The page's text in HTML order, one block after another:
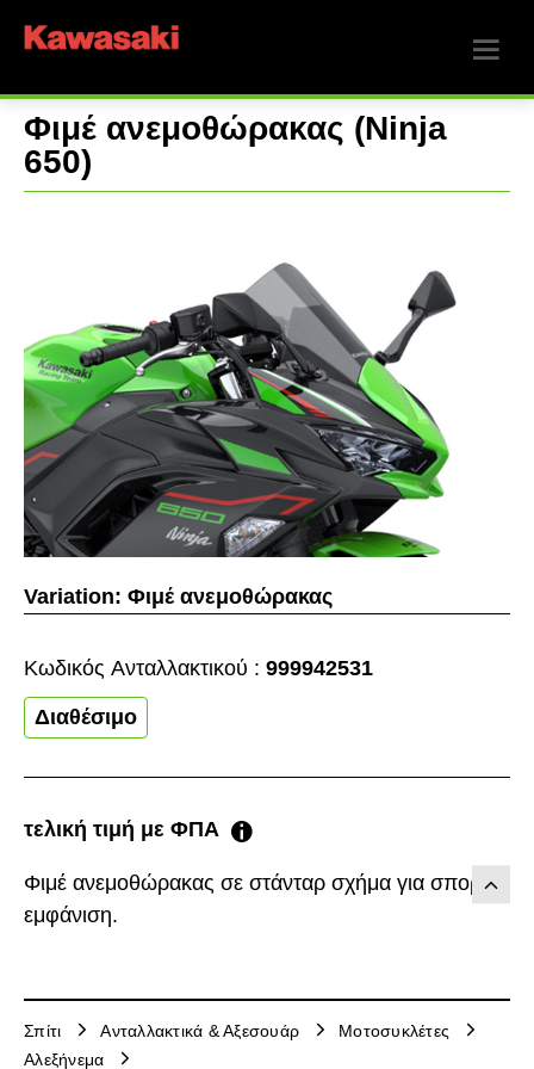
Φιμέ ανεμοθώρακας (Ninja
650)
Φιμέ ανεμοθώρακας σε στάνταρ σχήμα για σπορ
εμφάνιση.
τελική τιμή με ΦΠΑ
Variation: Φιμέ ανεμοθώρακας
Κωδικός Aνταλλακτικού : 999942531
Διαθέσιμο
Σπίτι Ανταλλακτικά & Αξεσουάρ
Μοτοσυκλέτες
Αλεξήνεμα